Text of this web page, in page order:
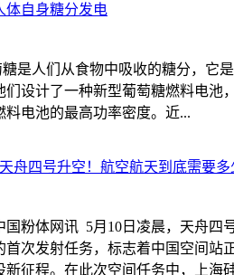
体自身糖分发电
是人们从食物中吸收的糖分，它
们设计了一种新型葡萄糖燃料电池
料电池的最高功率密度。近...
舟四号升空！航空航天到底需要多
国粉体网讯 5月10日凌晨，天舟
首次发射任务，标志着中国空间站
新征程。在此次空间任务中，上海